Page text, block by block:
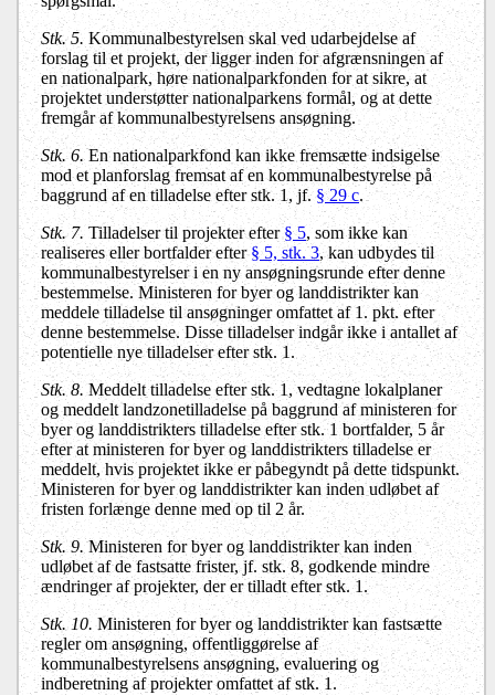
Stk. 5. Kommunalbestyrelsen skal ved udarbejdelse af
forslag til et projekt, der ligger inden for afgrænsningen af
en nationalpark, høre nationalparkfonden for at sikre, at
projektet understøtter nationalparkens formål, og at dette
fremgår af kommunalbestyrelsens ansøgning.
Stk. 6.En nationalparkfond kan ikke fremsætte indsigelse
mod et planforslag fremsat af en kommunalbestyrelse på
baggrund af en tilladelse efter stk. 1, jf.§ 29 c.
Stk. 7. Tilladelser til projekter efter § 5, som ikke kan
realiseres eller bortfalder efter§ 5, stk. 3, kan udbydes til
kommunalbestyrelser i en ny ansøgningsrunde efter denne
bestemmelse. Ministeren for byer og landdistrikter kan
meddele tilladelse til ansøgninger omfattet af 1. pkt. efter
denne bestemmelse. Disse tilladelser indgår ikke i antallet af
potentielle nye tilladelser efter stk. 1.
Stk. 8. Meddelt tilladelse efter stk. 1, vedtagne lokalplaner
og meddelt landzonetilladelse på baggrund af ministeren for
byer og landdistrikters tilladelse efter stk. 1 bortfalder, 5 år
efter at ministeren for byer og landdistrikters tilladelse er
meddelt, hvis projektet ikke er påbegyndt på dette tidspunkt.
Ministeren for byer og landdistrikter kan inden udløbet af
fristen forlænge denne med op til 2 år.
Stk. 9.Ministeren for byer og landdistrikter kan inden
udløbet af de fastsatte frister, jf. stk. 8, godkende mindre
ændringer af projekter, der er tilladt efter stk. 1.
Stk. 10. Ministeren for byer og landdistrikter kan fastsætte
regler om ansøgning, offentliggørelse af
kommunalbestyrelsens ansøgning, evaluering og
indberetning af projekter omfattet af stk. 1.